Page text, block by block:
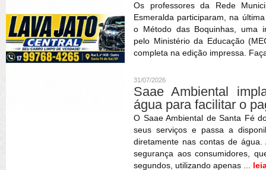
Os professores da Rede
Esmeralda participaram, na
o Método das Boquinhas, uma
pelo Ministério da Educação
completa na edição impressa.
31/07/2026
Saae Ambiental
água para facilitar o
O Saae Ambiental de Santa Fé
seus serviços e passa a
diretamente nas contas de
segurança aos consumidores,
segundos, utilizando apenas ...